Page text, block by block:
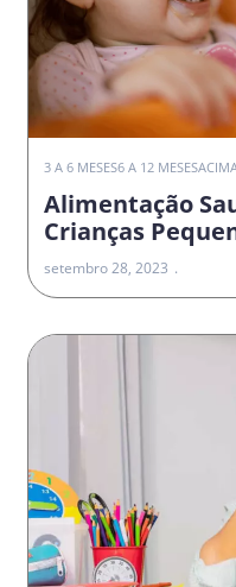
3 A 6 MESES6 A 12 MESES
Alimentação
Crianças
setembro 28, 2023